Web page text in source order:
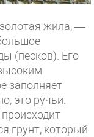
жила, —
(песков). Его
заполняет
это ручьи.
грунт, который